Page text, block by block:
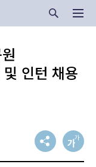
인턴 채용